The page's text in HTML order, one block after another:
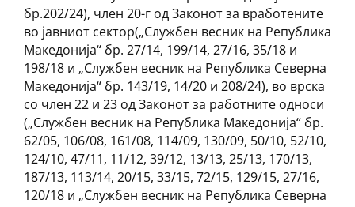
бр.202/24), член 20-г од Законот за вработените
во јавниот сектор(„Службен весник на Република
Македонија“ бр. 27/14, 199/14, 27/16, 35/18 и
198/18 и „Службен весник на Република Северна
Македонија“ бр. 143/19, 14/20 и 208/24), во врска
со член 22 и 23 од Законот за работните односи
(„Службен весник на Република Македонија“ бр.
62/05, 106/08, 161/08, 114/09, 130/09, 50/10, 52/10,
124/10, 47/11, 11/12, 39/12, 13/13, 25/13, 170/13,
187/13, 113/14, 20/15, 33/15, 72/15, 129/15, 27/16,
120/18 и „Службен весник на Република Северна